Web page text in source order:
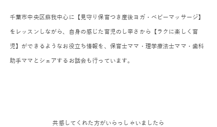
千葉市中央区蘇我中心に【見守り保育つき産後ヨガ・ベビーマッサージ】
をレッスンしながら、自身の感じた育児のし辛さから【ラクに楽しく育
児】ができるようなお役立ち情報を、保育士ママ・理学療法士ママ・歯科
助手ママとシェアするお話会も行っています。
共感してくれた方がいらっしゃいましたら